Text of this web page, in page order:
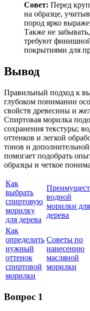
Совет: Перед
на образце,
пород ярко
Также не
требуют
покрытиями для
Вывод
Правильный подход к
глубоком понимании
свойств древесины и
Спиртовая морилка
сохранения текстуры;
оттенков и легкой
тонов и
помогает подобрать
образцы и четкое
Как
выбрать
спиртовую
морилку
для дерева
водной
морилки для
дерева
Как
определить
нужный
оттенок
спиртовой
морилки
Советы по
нанесению
масляной
морилки
Вопрос 1